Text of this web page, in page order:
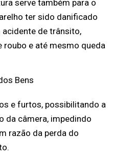
serve também para o
ter sido danificado
acidente de trânsito,
roubo e até mesmo queda
Bens
e furtos, possibilitando a
da câmera, impedindo
razão da perda do